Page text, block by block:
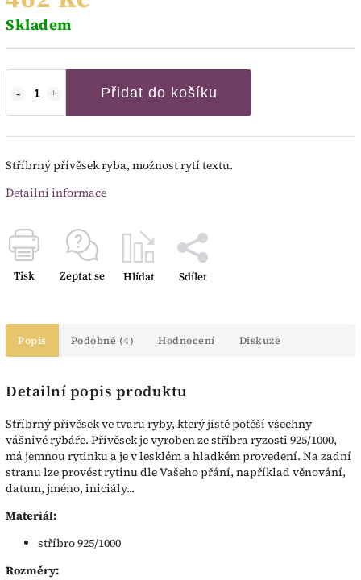
Skladem
Přidat do košíku
Stříbrný přívěsek ryba, možnost rytí textu.
Detailní informace
Tisk Zeptat se Hlídat Sdílet
Popis Podobné (4) Hodnocení Diskuze
Detailní popis produktu
Stříbrný přívěsek ve tvaru ryby, který jistě potěší všechny
vášnivé rybáře. Přívěsek je vyroben ze stříbra ryzosti 925/1000,
má jemnou rytinku a je v lesklém a hladkém provedení. Na zadní
stranu lze provést rytinu dle Vašeho přání, například věnování,
datum, jméno, iniciály...
Materiál:
stříbro 925/1000
Rozměry: